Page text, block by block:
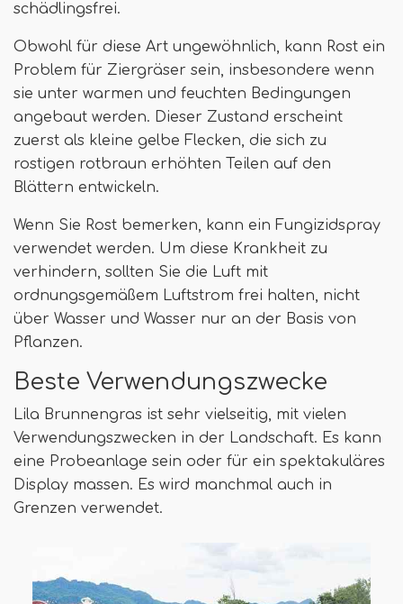
schädlingsfrei.
Obwohl für diese Art ungewöhnlich, kann Rost ein
Problem für Ziergräser sein, insbesondere wenn
sie unter warmen und feuchten Bedingungen
angebaut werden. Dieser Zustand erscheint
zuerst als kleine gelbe Flecken, die sich zu
rostigen rotbraun erhöhten Teilen auf den
Blättern entwickeln.
Wenn Sie Rost bemerken, kann ein Fungizidspray
verwendet werden. Um diese Krankheit zu
verhindern, sollten Sie die Luft mit
ordnungsgemäßem Luftstrom frei halten, nicht
über Wasser und Wasser nur an der Basis von
Pflanzen.
Beste Verwendungszwecke
Lila Brunnengras ist sehr vielseitig, mit vielen
Verwendungszwecken in der Landschaft. Es kann
eine Probeanlage sein oder für ein spektakuläres
Display massen. Es wird manchmal auch in
Grenzen verwendet.